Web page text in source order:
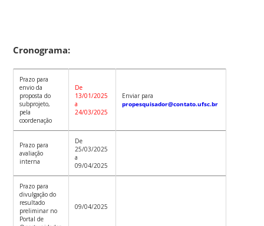
Cronograma:
Prazo para
envio da
proposta do
subprojeto,
pela
coordenação
De
13/01/2025
a
24/03/2025
Enviar para
propesquisador@contato.ufsc.br
Prazo para
avaliação
interna
De
25/03/2025
a
09/04/2025
Prazo para
divulgação do
resultado
preliminar no
Portal de
09/04/2025